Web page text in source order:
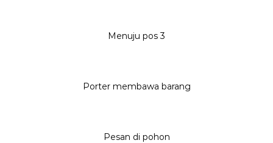
Menuju pos 3
Porter membawa barang
Pesan di pohon